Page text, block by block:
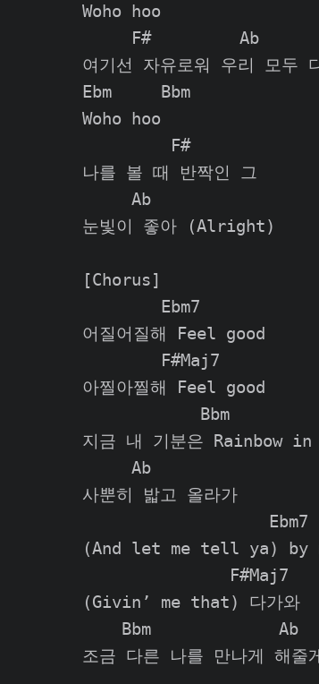
Woho hoo
     F#         Ab
여기선 자유로워 우리 모두
Ebm     Bbm
Woho hoo
         F#
나를 볼 때 반짝인 그
     Ab
눈빛이 좋아 (Alright)
[Chorus]
        Ebm7
어질어질해 Feel good
        F#Maj7
아찔아찔해 Feel good
            Bbm
지금 내 기분은 Rainbow
     Ab
사뿐히 밟고 올라가
                   Ebm7
(And let me tell ya) by
               F#Maj7
(Givin’ me that) 다가와
    Bbm             Ab
조금 다른 나를 만나게 해줄게